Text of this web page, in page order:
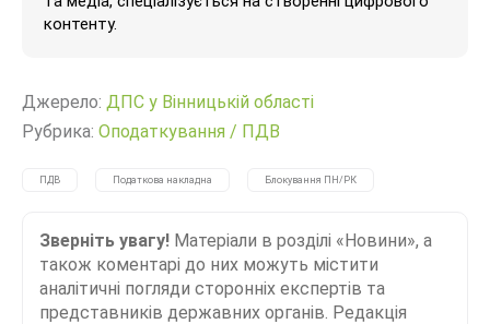
контенту.
Джерело: ДПС у Вінницькій області
Рубрика: Оподаткування / ПДВ
ПДВ Податкова накладна Блокування ПН/РК
Зверніть увагу! Матеріали в розділі «Новини», а
також коментарі до них можуть містити
аналітичні погляди сторонніх експертів та
представників державних органів. Редакція